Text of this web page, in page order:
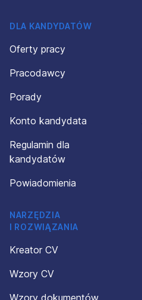
DLA KANDYDATÓW
Oferty pracy
Pracodawcy
Porady
Konto kandydata
Regulamin dla
kandydatów
Powiadomienia
NARZĘDZIA
I ROZWIĄZANIA
Kreator CV
Wzory CV